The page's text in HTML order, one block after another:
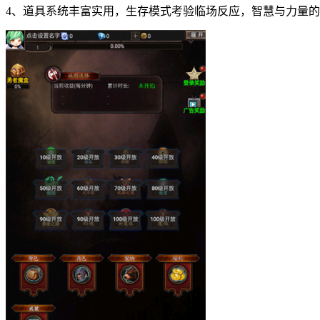
4、道具系统丰富实用，生存模式考验临场反应，智慧与力量